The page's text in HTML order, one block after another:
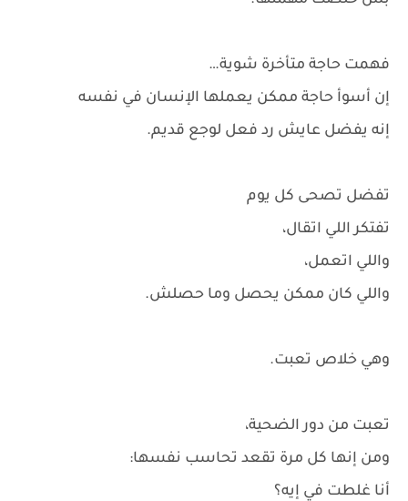
فهمت حاجة متأخرة شوية…
إن أسوأ حاجة ممكن يعملها الإنسان في نفسه
إنه يفضل عايش رد فعل لوجع قديم.
تفضل تصحى كل يوم
تفتكر اللي اتقال،
واللي اتعمل،
واللي كان ممكن يحصل وما حصلش.
وهي خلاص تعبت.
تعبت من دور الضحية،
ومن إنها كل مرة تقعد تحاسب نفسها:
أنا غلطت في إيه؟